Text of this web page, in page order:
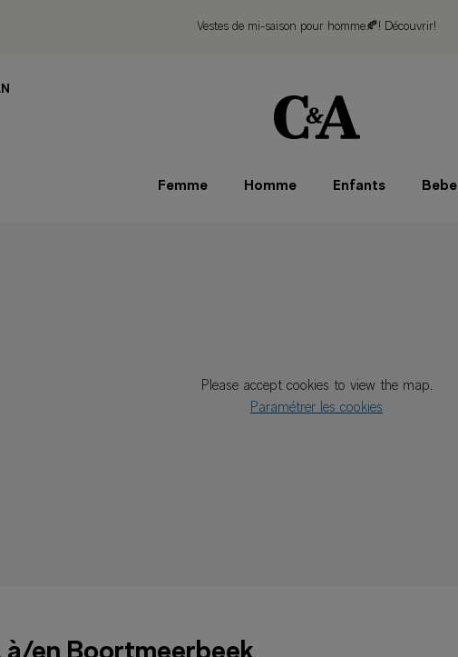
Vestes de mi-saison pour homme🍂! Découvrir!
Femme Homme Enfants Bebe
Please accept cookies to view the map.
Paramétrer les cookies